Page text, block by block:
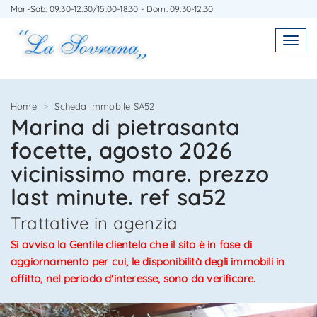
Mar-Sab: 09:30-12:30/15:00-18:30 - Dom: 09:30-12:30
Toggle
Home Scheda immobile SA52
Marina di pietrasanta
focette, agosto 2026
vicinissimo mare. prezzo
last minute. ref sa52
Trattative in agenzia
Si avvisa la Gentile clientela che il sito è in fase di
aggiornamento per cui, le disponibilità degli immobili in
affitto, nel periodo d'interesse, sono da verificare.
3/8
4/8
5/8
6/8
7/8
8/8
SCRIVICI SENZA IMPEGNO
Agenzia Immobiliare La Sovrana
0584 22988
*Il tuo indirizzo Email
SEGNALA L'IMMOBILE AD UN AMICO
Agenzia Immobiliare La Sovrana
058422988
*Il tuo nome